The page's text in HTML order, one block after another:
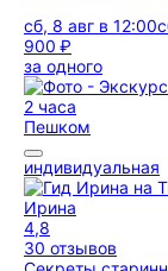
сб, 8 авг в 12:00
900 ₽
за одного
2 часа
Пешком
индивидуальная
Ирина
4,8
30 отзывов